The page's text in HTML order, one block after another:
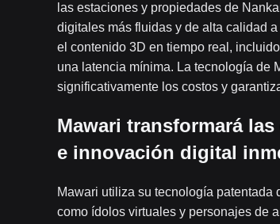
las estaciones y propiedades de
digitales más fluidas y de alta calidad
el contenido 3D en tiempo real,
una latencia mínima. La tecnología de
significativamente los costos y
Mawari transformará
e innovación digital
Mawari utiliza su tecnología
como ídolos virtuales y personajes de